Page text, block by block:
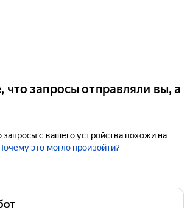
что запросы отправляли вы, а
с вашего устройства похожи на
это могло произойти?